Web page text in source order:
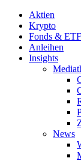
Aktien
Krypto
Fonds &
Anleihen
Insights
News